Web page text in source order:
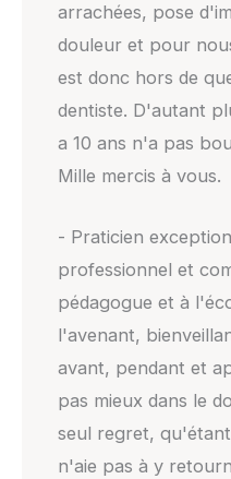
arrachées, pose
douleur et pour
est donc hors de
dentiste. D'autant
a 10 ans n'a pas
Mille mercis à vous.
- Praticien
professionnel et
pédagogue et à
l'avenant,
avant, pendant et
pas mieux dans le
seul regret,
n'aie pas à y